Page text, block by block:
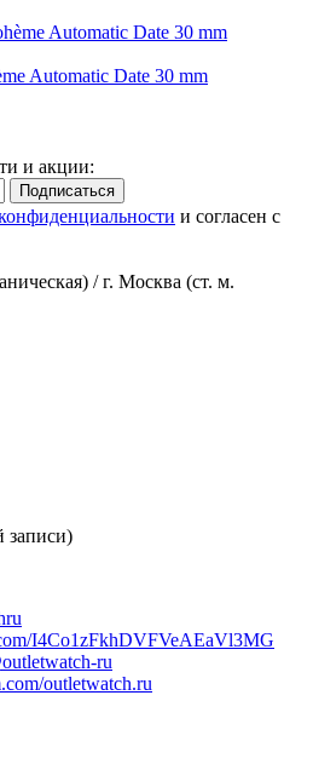
Automatic Date 30 mm
и акции:
Подписаться
и согласен с
/ г. Москва (ст. м.
записи)
I4Co1zFkhDVFVeAEaVl3MG
ru
outletwatch.ru